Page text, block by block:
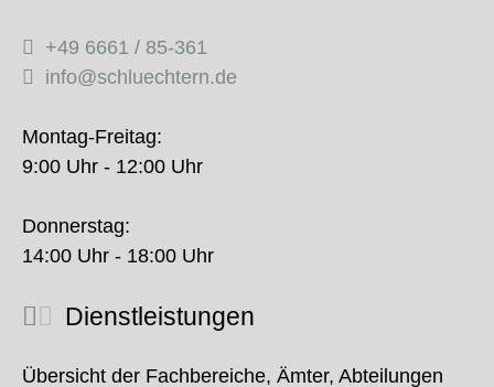
+49 6661 / 85-361
info@schluechtern.de
Montag-Freitag:
9:00 Uhr - 12:00 Uhr
Donnerstag:
14:00 Uhr - 18:00 Uhr
Dienstleistungen
Übersicht der Fachbereiche, Ämter, Abteilungen